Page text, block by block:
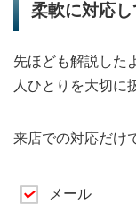
柔軟に対応
先ほども解説した
人ひとりを大切に
来店での対応だけ
メール